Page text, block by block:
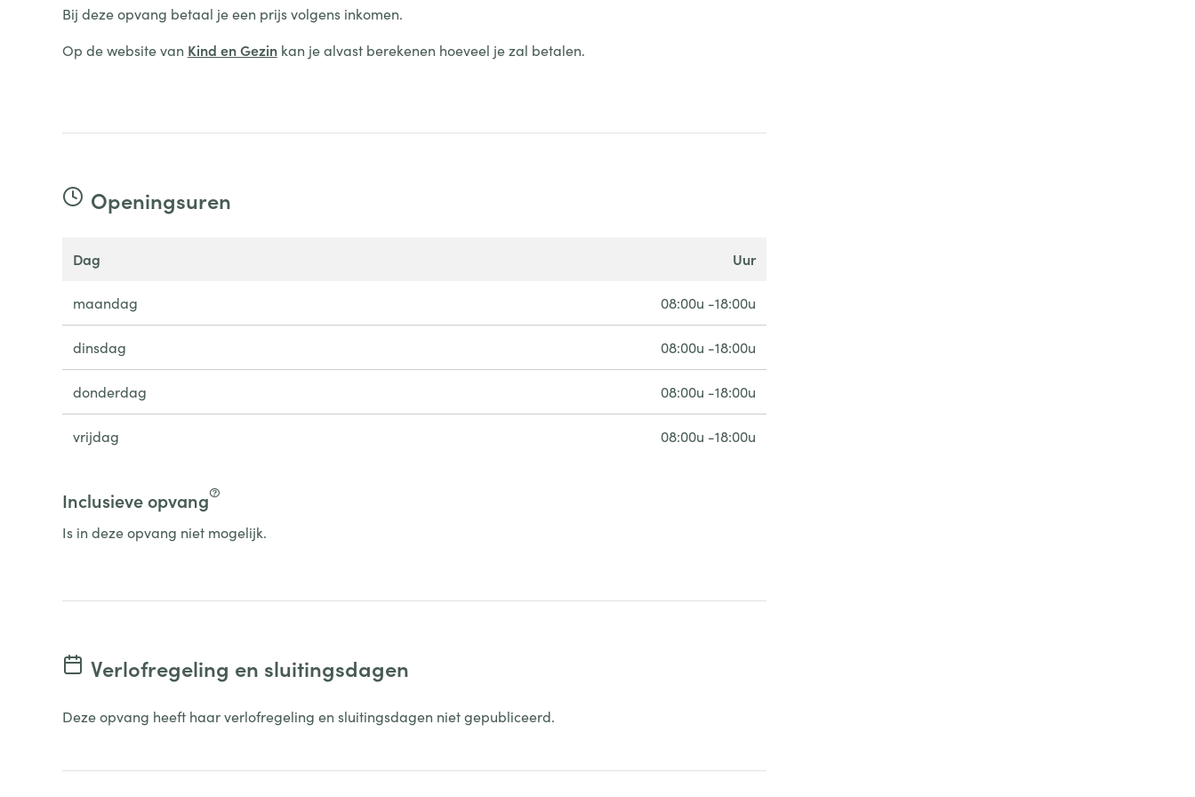
Bij deze opvang betaal je een prijs volgens inkomen.
Op de website van Kind en Gezinkan je alvast berekenen hoeveel je zal betalen.
Openingsuren
dag uur
maandag 08:00u -18:00u
dinsdag 08:00u -18:00u
donderdag 08:00u -18:00u
vrijdag 08:00u -18:00u
Inclusieve opvang
Is in deze opvang niet mogelijk.
Verlofregeling en sluitingsdagen
Deze opvang heeft haar verlofregeling en sluitingsdagen niet gepubliceerd.